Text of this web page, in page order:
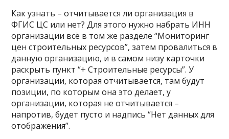
Как узнать – отчитывается ли организация в
ФГИС ЦС или нет? Для этого нужно набрать ИНН
организации всё в том же разделе “Мониторинг
цен строительных ресурсов”, затем провалиться в
данную организацию, и в самом низу карточки
раскрыть пункт “+ Строительные ресурсы”. У
организации, которая отчитывается, там будут
позиции, по которым она это делает, у
организации, которая не отчитывается –
напротив, будет пусто и надпись “Нет данных для
отображения”.